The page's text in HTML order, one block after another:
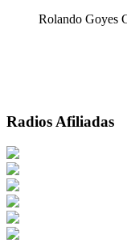
Rolando Goyes
Radios Afiliadas